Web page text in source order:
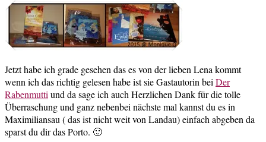
Jetzt habe ich grade gesehen das es von der lieben Lena kommt
wenn ich das richtig gelesen habe ist sie Gastautorin bei Der
Rabenmutti und da sage ich auch Herzlichen Dank für die tolle
Überraschung und ganz nebenbei nächste mal kannst du es in
Maximiliansau ( das ist nicht weit von Landau) einfach abgeben da
sparst du dir das Porto. 🙂